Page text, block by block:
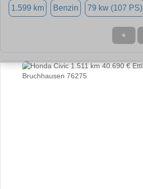
1.599 km Benzin 79 kw (107 PS)
★